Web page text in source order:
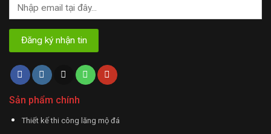
Sản phẩm chính
Thiết kế thi công lăng mộ đá